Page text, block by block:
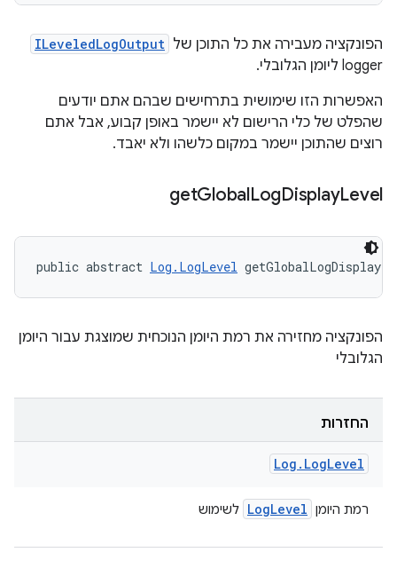
הפונקציה מעבירה את כל התוכן של ILeveledLogOutput
logger ליומן הגלובלי.
האפשרות הזו שימושית בתרחישים שבהם אתם יודעים
שהפלט של כלי הרישום לא יישמר באופן קבוע, אבל אתם
רוצים שהתוכן יישמר במקום כלשהו ולא יאבד.
getGlobalLogDisplayLevel
public abstract Log.LogLevel
הפונקציה מחזירה את רמת היומן הנוכחית שמוצגת עבור היומן
הגלובלי
החזרות
Log . LogLevel
רמת היומן LogLevel לשימוש